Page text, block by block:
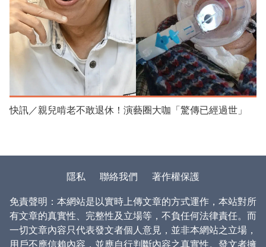
快訊／親兒啃老不敢退休！演藝圈大咖「驚傳已經過世」
隱私 聯絡我們 著作權保護
免責聲明：本網站是以實時上傳文章的方式運作，本站對所
有文章的真實性、完整性及立場等，不負任何法律責任。而
一切文章內容只代表發文者個人意見，並非本網站之立場，
用戶不應信賴內容，並應自行判斷內容之真實性。發文者擁